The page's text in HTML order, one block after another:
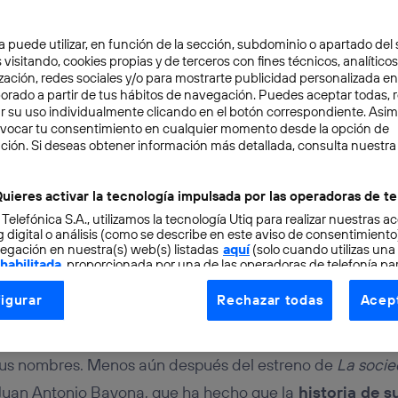
4 min
la clave de la
en la tragedia de
nombres. Menos aún después del estreno de La
Antonio Bayona, que ha hecho que la historia de
puede utilizar, en función de la sección, subdominio o apartado del
visitando, cookies propias y de terceros con fines técnicos,
redes sociales y/o para mostrarte publicidad personalizada
a partir de tus hábitos de navegación. Puedes aceptar todas,
su uso individualmente clicando en el botón correspondiente.
tu consentimiento en cualquier momento desde la opción de
Si deseas obtener información más detallada, consulta nuestra
activar la tecnología impulsada por las operadoras de
S.A., utilizamos la tecnología Utiq para realizar nuestras
digital o análisis (como se describe en este aviso de
en nuestra(s) web(s) listadas aquí(solo cuando utilizas una
, proporcionada por una de las operadoras de telefonía
consentimiento en cada página web).
Utiq está diseñada con la privacidad como prioridad
tu dirección IP y otra información de la cuenta de cliente de
a la conexión que utilizas (p. ej., número de teléfono móvil).
Rechazar todas